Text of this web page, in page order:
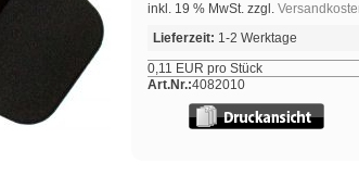
inkl. 19 % MwSt. zzgl.
Lieferzeit: 1-2 Werktage
0,11 EUR pro Stück
Art.Nr.:4082010